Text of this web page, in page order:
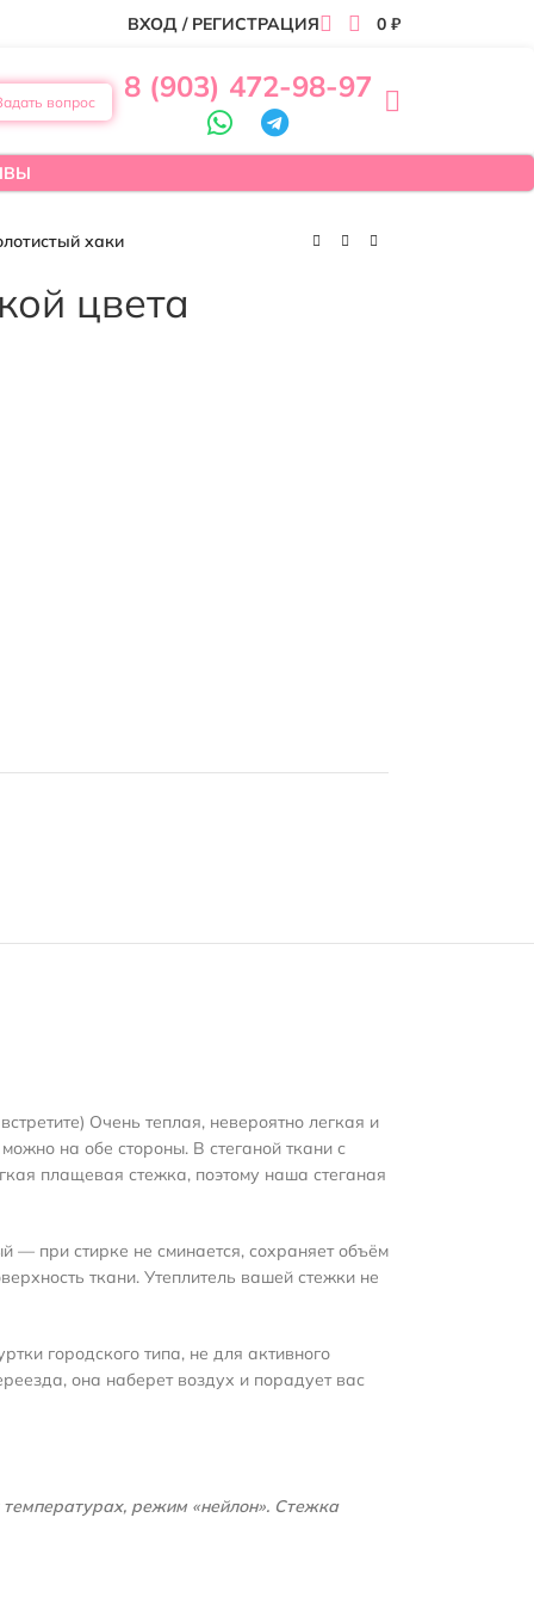
ВХОД / РЕГИСТРАЦИЯ 0 ₽
вопрос 8 (903) 472-98-97
хаки
цвета
Очень теплая, невероятно легкая и
на обе стороны. В стеганой ткани с
плащевая стежка, поэтому наша стеганая
— при стирке не сминается, сохраняет объём
ткани. Утеплитель вашей стежки не
городского типа, не для активного
она наберет воздух и порадует вас
режим «нейлон». Стежка